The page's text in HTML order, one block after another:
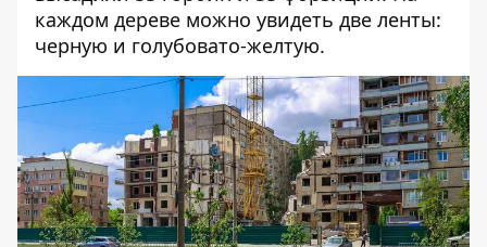
каждом дереве можно увидеть две ленты:
черную и голубовато-желтую.